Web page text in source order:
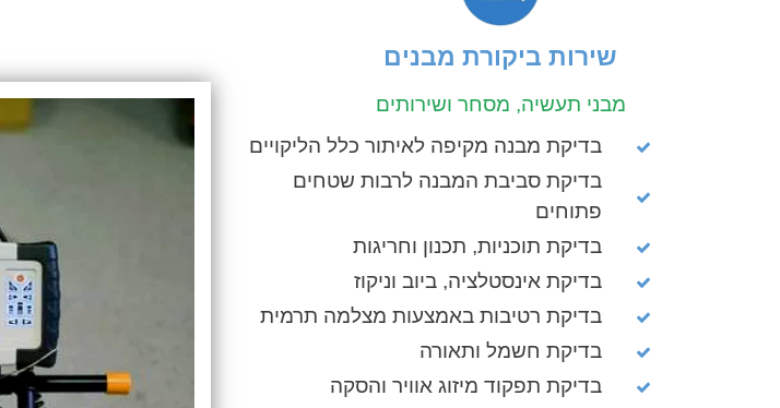
שירות ביקורת מבנים
מבני תעשיה, מסחר ושירותים
בדיקת מבנה מקיפה לאיתור כלל הליקויים
בדיקת סביבת המבנה לרבות שטחים
פתוחים
בדיקת תוכניות, תכנון וחריגות
בדיקת אינסטלציה, ביוב וניקוז
בדיקת רטיבות באמצעות מצלמה תרמית
בדיקת חשמל ותאורה
בדיקת תפקוד מיזוג אוויר והסקה